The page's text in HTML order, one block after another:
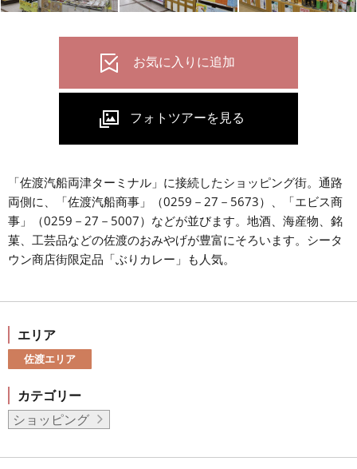
「佐渡汽船両津ターミナル」に接続したショッピング街。通路
両側に、「佐渡汽船商事」（0259－27－5673）、「エビス商
事」（0259－27－5007）などが並びます。地酒、海産物、銘
菓、工芸品などの佐渡のおみやげが豊富にそろいます。シータ
ウン商店街限定品「ぶりカレー」も人気。
エリア
佐渡エリア
カテゴリー
ショッピング